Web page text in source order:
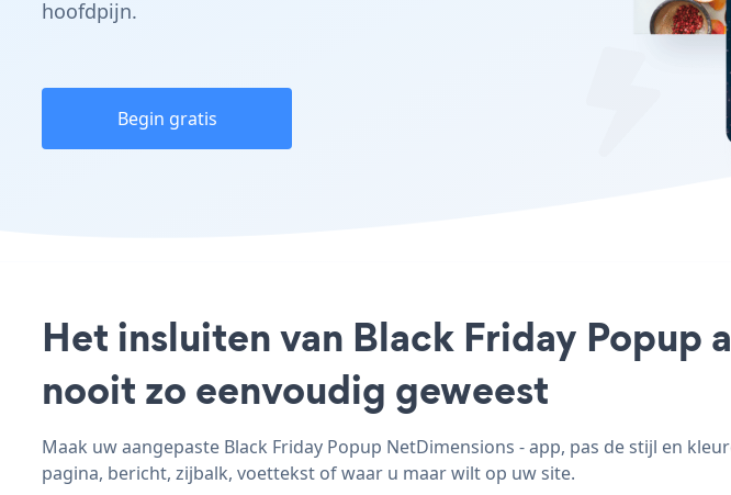
hoofdpijn.
Begin gratis
Het insluiten van Black Friday Popup
nooit zo eenvoudig geweest
Maak uw aangepaste Black Friday Popup NetDimensions - app, pas de stijl en
pagina, bericht, zijbalk, voettekst of waar u maar wilt op uw site.